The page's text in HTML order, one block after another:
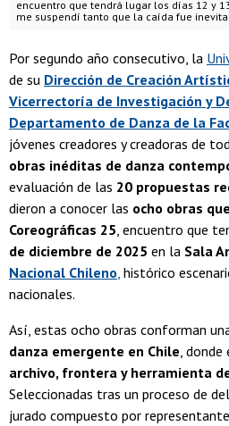
encuentro que tendrá lugar los días 12 y
me suspendí tanto que la caída fue
Por segundo año consecutivo, la
de su Dirección de Creación
Vicerrectoría de Investigación y
Departamento de Danza de la
jóvenes creadores y creadoras de
obras inéditas de danza
evaluación de las 20 propuestas
dieron a conocer las ocho obras
Coreográficas 25 , encuentro que
de diciembre de 2025 en la Sala
Nacional Chileno histórico
nacionales.
Así, estas ocho obras conforman
danza emergente en Chile ,
archivo, frontera y herramienta
Seleccionadas tras un proceso de
jurado compuesto por